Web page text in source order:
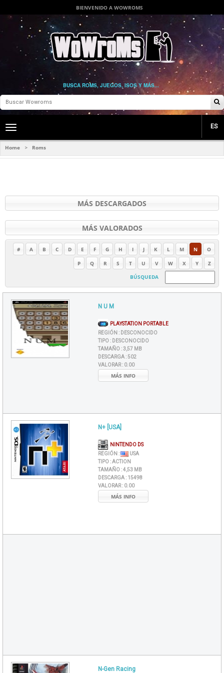
BIENVENIDO A WOWROMS
BUSCA ROMS, JUEGOS, ISOS Y MÁS...
Toggle
navigation
ES
Home > Roms
MÁS DESCARGADOS
MÁS VALORADOS
# A B C D E F G H I J K L M N
O
P
Q R S T U V W X Y
Z
BÚSQUEDA
N U M
PLAYSTATION PORTABLE
REGIÓN : DESCONOCIDO
TIPO : DESCONOCIDO
TAMAÑO :3,57 MB
DESCARGA :502
VALORAR : 0.00
MÁS INFO
N+ [USA]
NINTENDO DS
REGIÓN :
USA
TIPO :ACTION
TAMAÑO :4,53 MB
DESCARGA : 15498
VALORAR : 0.00
MÁS INFO
N-Gen Racing